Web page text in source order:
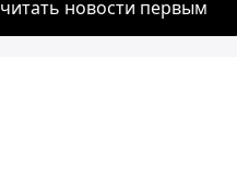
читать новости первым